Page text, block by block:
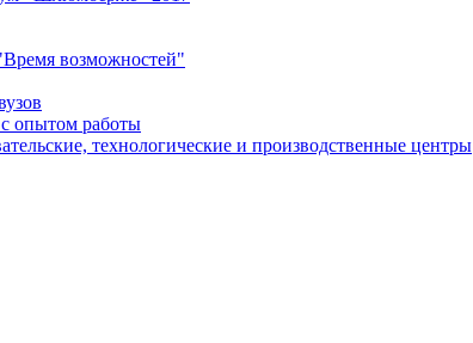
возможностей"
опытом работы
технологические и производственные центры